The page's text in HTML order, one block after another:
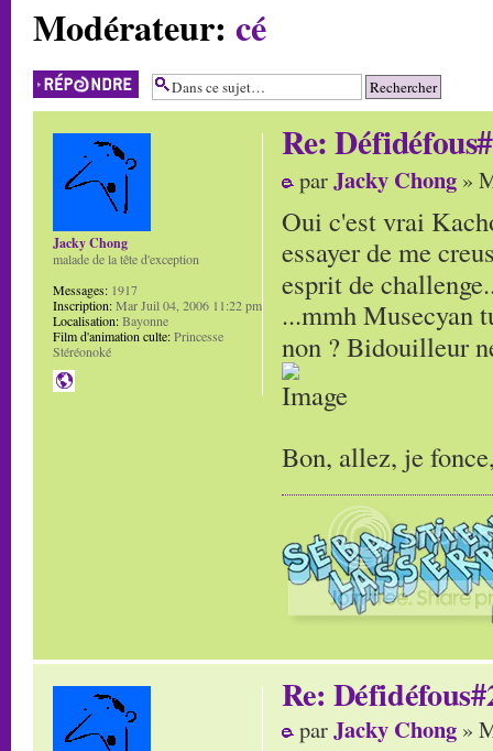
Modérateur: cé
Répondre
Re:
parJacky Chong »
Oui c'est vrai
essayer de me
esprit de
...mmh Musecyan
non ? Bidouilleur
Bon, allez, je
Jacky Chong
malade de la tête d'exception
Messages: 1917
Inscription:Mar Juil 04, 2006 11:22 pm
Localisation:Bayonne
Film d'animation culte:Princesse
Stéréonoké
Re:
parJacky Chong »